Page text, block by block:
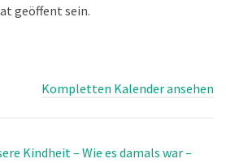
geöffent sein.
Kompletten Kalender ansehen
Kindheit – Wie es damals war –